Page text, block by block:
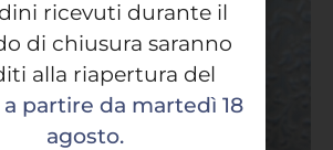
ricevuti durante il
di chiusura saranno
alla riapertura del
a partire da martedì 18
agosto.